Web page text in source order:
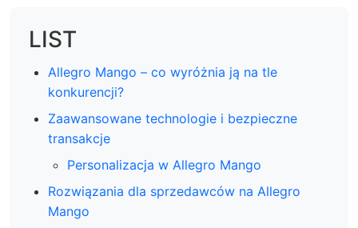
LIST
Allegro Mango – co wyróżnia ją na tle
konkurencji?
Zaawansowane technologie i bezpieczne
transakcje
Personalizacja w Allegro Mango
Rozwiązania dla sprzedawców na Allegro
Mango